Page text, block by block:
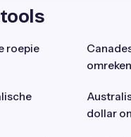
roepie
dollar